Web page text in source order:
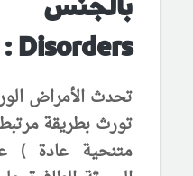
Disorders
:
تحدثالأمراض
تورث بطريقة
متنحية عادة )